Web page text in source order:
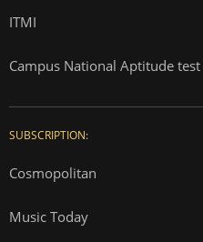
ITMI
Campus National Aptitude test
SUBSCRIPTION:
Cosmopolitan
Music Today